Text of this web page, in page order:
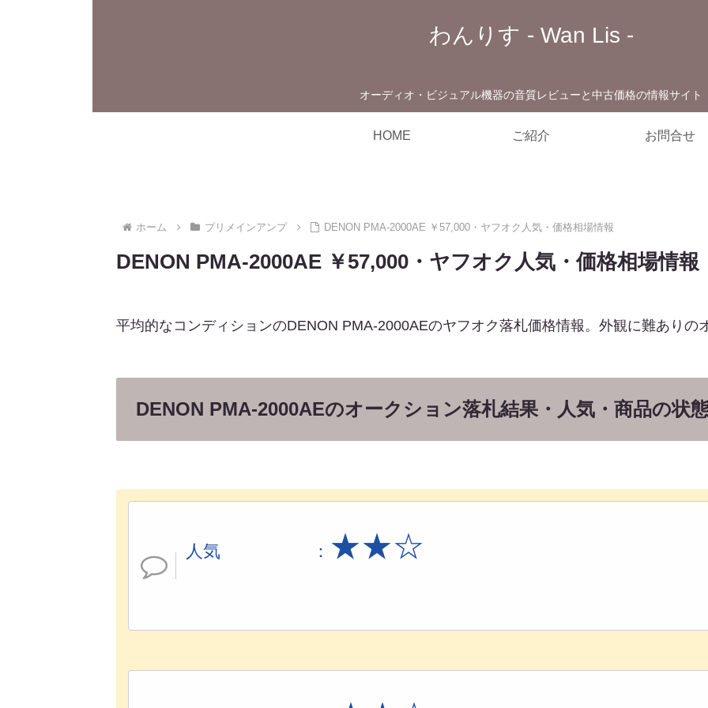
わんりす - Wan Lis -
オーディオ・ビジュアル機器の音質レビューと中古価格の情報サイト
HOME ご紹介 お問合せ
ホーム プリメインアンプ DENON PMA-2000AE ￥57,000・ヤフオク人気・価格相場情報
DENON PMA-2000AE ￥57,000・ヤフオク人気・価格相場情報
平均的なコンディションのDENON PMA-2000AEのヤフオク落札価格情報。外観に難ありの
DENON PMA-2000AEのオークション落札結果・人気・商品の状
人気 ： ★★☆